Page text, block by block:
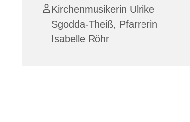
Kirchenmusikerin Ulrike
Sgodda-Theiß, Pfarrerin
Isabelle Röhr